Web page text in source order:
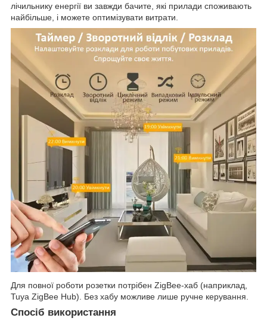
лічильнику енергії ви завжди бачите, які прилади споживають
найбільше, і можете оптимізувати витрати.
Для повної роботи розетки потрібен ZigBee-хаб (наприклад,
Tuya ZigBee Hub). Без хабу можливе лише ручне керування.
Спосіб використання